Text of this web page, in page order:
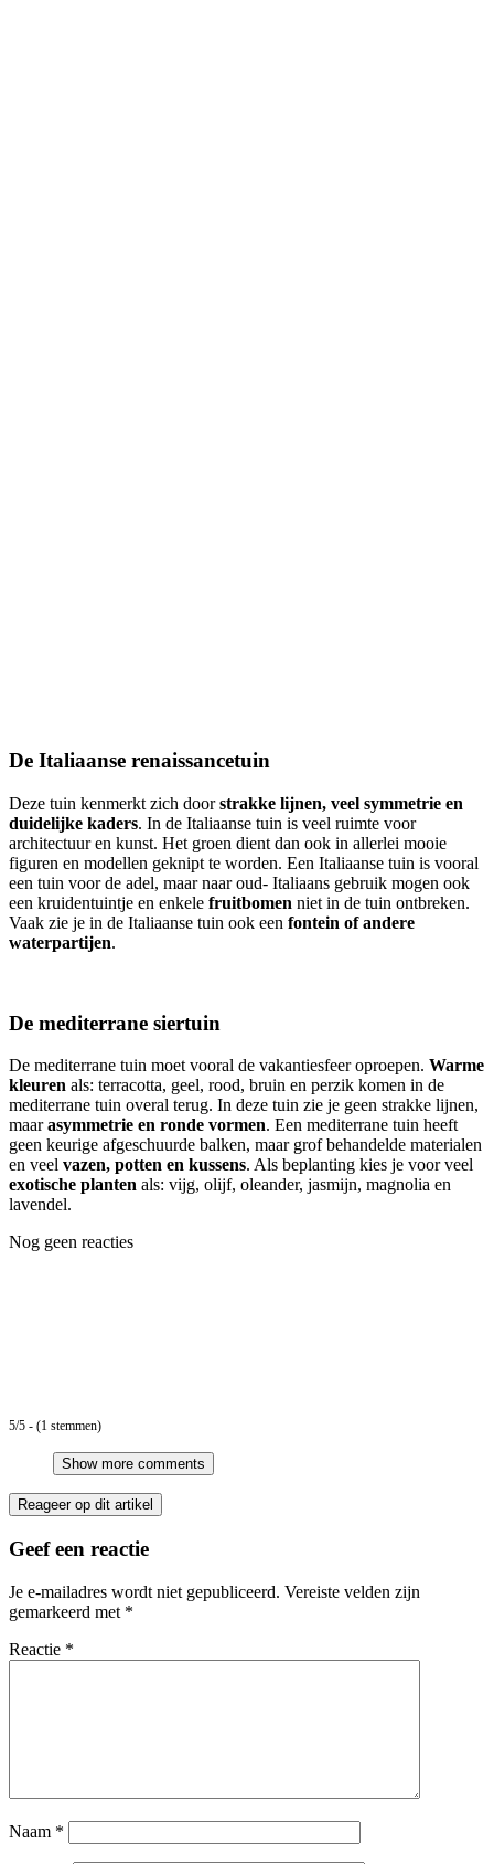
De Italiaanse renaissancetuin
Deze tuin kenmerkt zich doorstrakke lijnen, veel symmetrie en
duidelijke kaders. In de Italiaanse tuin is veel ruimte voor
architectuur en kunst. Het groen dient dan ook in allerlei mooie
figuren en modellen geknipt te worden. Een Italiaanse tuin is vooral
een tuin voor de adel, maar naar oud- Italiaans gebruik mogen ook
een kruidentuintje en enkele fruitbomen niet in de tuin ontbreken.
Vaak zie je in de Italiaanse tuin ook een fontein of andere
waterpartijen.
De mediterrane siertuin
De mediterrane tuin moet vooral de vakantiesfeer oproepen. Warme
kleuren als: terracotta, geel, rood, bruin en perzik komen in de
mediterrane tuin overal terug. In deze tuin zie je geen strakke lijnen,
maarasymmetrie en ronde vormen. Een mediterrane tuin heeft
geen keurige afgeschuurde balken, maar grof behandelde materialen
en veel vazen, potten en kussens. Als beplanting kies je voor veel
exotische planten als: vijg, olijf, oleander, jasmijn, magnolia en
lavendel.
Nog geen reacties
5/5 - (1 stemmen)
Show more comments
Reageer op dit artikel
Geef een reactie
Je e-mailadres wordt niet gepubliceerd. Vereiste velden zijn
gemarkeerd met *
Reactie *
Naam *